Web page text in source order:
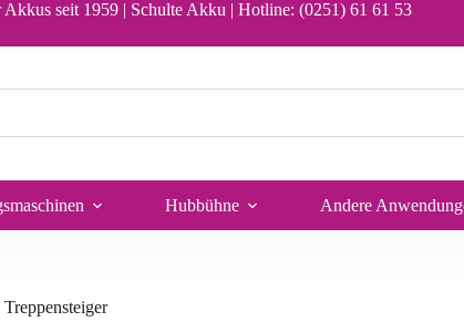
In den Warenkorb
seit 1959 | Schulte Akku | Hotline: (0251) 61 61 53
Hubbühne Andere